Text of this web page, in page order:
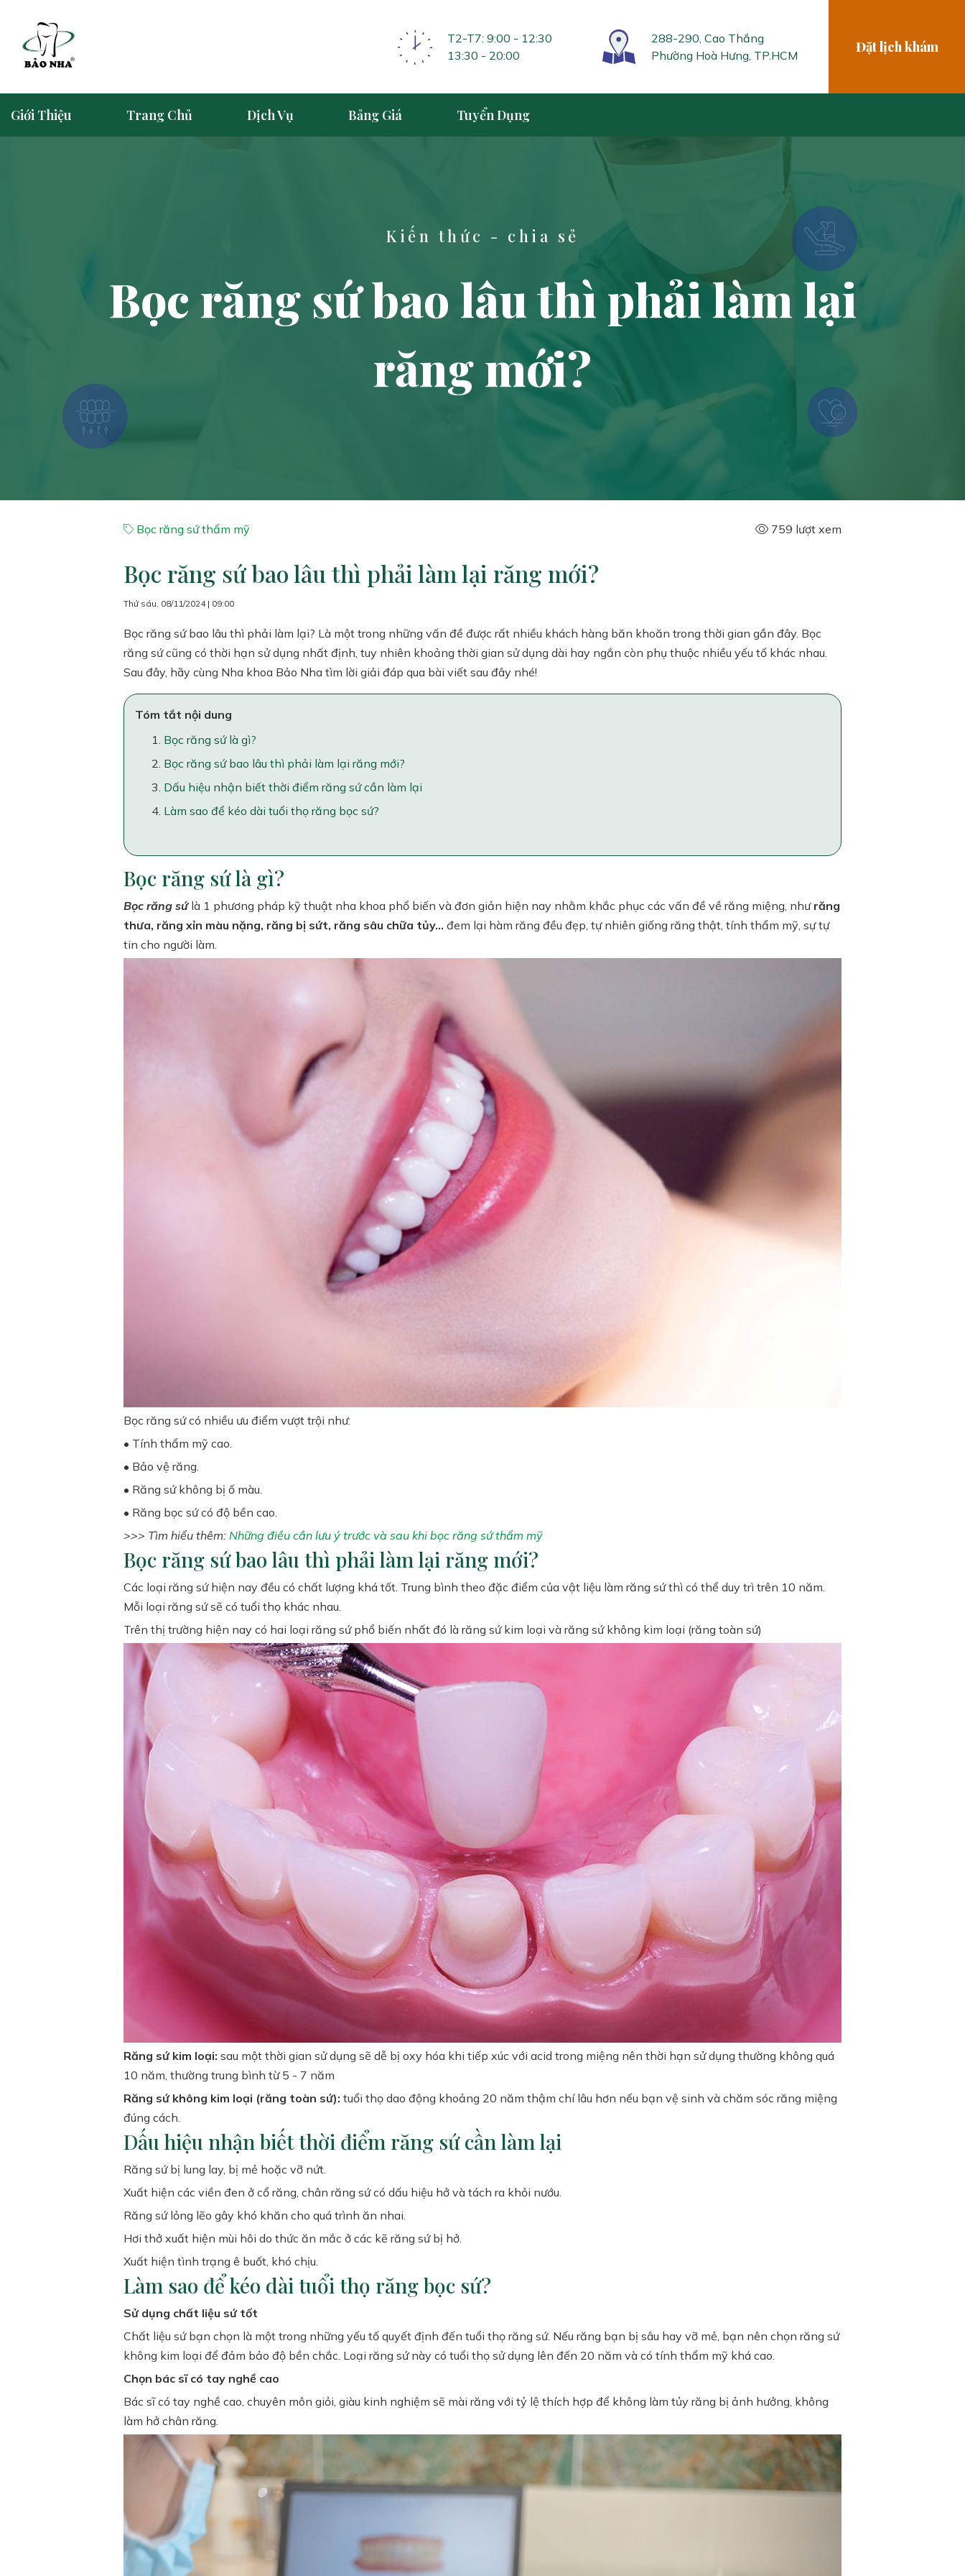
T2-T7: 9:00 - 12:30
13:30 - 20:00
288-290, Cao Thắng
Phường Hoà Hưng, TP.HCM
Đặt lịch khám
Giới Thiệu Trang Chủ Dịch Vụ Bảng Giá Tuyển Dụng
Kiến thức - chia sẻ
Bọc răng sứ bao lâu thì phải làm lại
răng mới?
Bọc răng sứ thẩm mỹ 759 lượt xem
Bọc răng sứ bao lâu thì phải làm lại răng mới?
Thứ sáu, 08/11/2024 | 09:00
Bọc răng sứ bao lâu thì phải làm lại? Là một trong những vấn đề được rất nhiều khách hàng băn khoăn trong thời gian gần đây. Bọc
răng sứ cũng có thời hạn sử dụng nhất định, tuy nhiên khoảng thời gian sử dụng dài hay ngắn còn phụ thuộc nhiều yếu tố khác nhau.
Sau đây, hãy cùng Nha khoa Bảo Nha tìm lời giải đáp qua bài viết sau đây nhé!
Tóm tắt nội dung
Bọc răng sứ là gì?
Bọc răng sứ bao lâu thì phải làm lại răng mới?
Dấu hiệu nhận biết thời điểm răng sứ cần làm lại
Làm sao để kéo dài tuổi thọ răng bọc sứ?
Bọc răng sứ là gì?
Bọc răng sứlà 1 phương pháp kỹ thuật nha khoa phổ biến và đơn giản hiện nay nhằm khắc phục các vấn đề về răng miệng, như răng
thưa, răng xỉn màu nặng, răng bị sứt, răng sâu chữa tủy... đem lại hàm răng đều đẹp, tự nhiên giống răng thật, tính thẩm mỹ, sự tự
tin cho người làm.
Bọc răng sứ có nhiều ưu điểm vượt trội như:
• Tính thẩm mỹ cao.
• Bảo vệ răng.
• Răng sứ không bị ố màu.
• Răng bọc sứ có độ bền cao.
>>> Tìm hiểu thêm: Những điều cần lưu ý trước và sau khi bọc răng sứ thẩm mỹ
Bọc răng sứ bao lâu thì phải làm lại răng mới?
Các loại răng sứ hiện nay đều có chất lượng khá tốt. Trung bình theo đặc điểm của vật liệu làm răng sứ thì có thể duy trì trên 10 năm.
Mỗi loại răng sứ sẽ có tuổi thọ khác nhau.
Trên thị trường hiện nay có hai loại răng sứ phổ biến nhất đó là răng sứ kim loại và răng sứ không kim loại (răng toàn sứ)
Răng sứ kim loại: sau một thời gian sử dụng sẽ dễ bị oxy hóa khi tiếp xúc với acid trong miệng nên thời hạn sử dụng thường không quá
10 năm, thường trung bình từ 5 - 7 năm
Răng sứ không kim loại (răng toàn sứ): tuổi thọ dao động khoảng 20 năm thậm chí lâu hơn nếu bạn vệ sinh và chăm sóc răng miệng
đúng cách.
Dấu hiệu nhận biết thời điểm răng sứ cần làm lại
Răng sứ bị lung lay, bị mẻ hoặc vỡ nứt.
Xuất hiện các viền đen ở cổ răng, chân răng sứ có dấu hiệu hở và tách ra khỏi nướu.
Răng sứ lỏng lẽo gây khó khăn cho quá trình ăn nhai.
Hơi thở xuất hiện mùi hôi do thức ăn mắc ở các kẽ răng sứ bị hở.
Xuất hiện tình trạng ê buốt, khó chịu.
Làm sao để kéo dài tuổi thọ răng bọc sứ?
Sử dụng chất liệu sứ tốt
Chất liệu sứ bạn chọn là một trong những yếu tố quyết định đến tuổi thọ răng sứ. Nếu răng bạn bị sâu hay vỡ mẻ, bạn nên chọn răng sứ
không kim loại để đảm bảo độ bền chắc. Loại răng sứ này có tuổi thọ sử dụng lên đến 20 năm và có tính thẩm mỹ khá cao.
Chọn bác sĩ có tay nghề cao
Bác sĩ có tay nghề cao, chuyên môn giỏi, giàu kinh nghiệm sẽ mài răng với tỷ lệ thích hợp để không làm tủy răng bị ảnh hưởng, không
làm hở chân răng.